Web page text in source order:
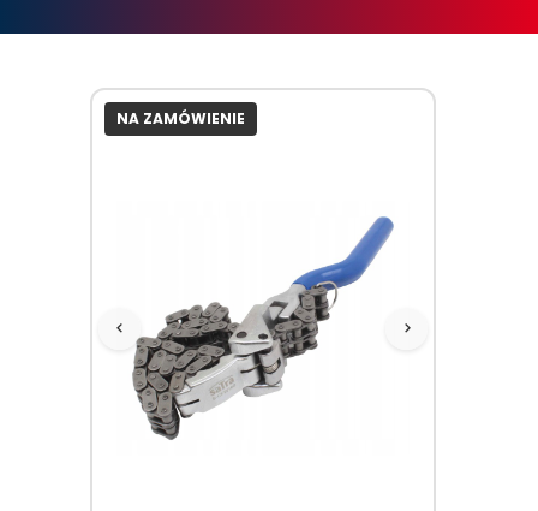
NA ZAMÓWIENIE